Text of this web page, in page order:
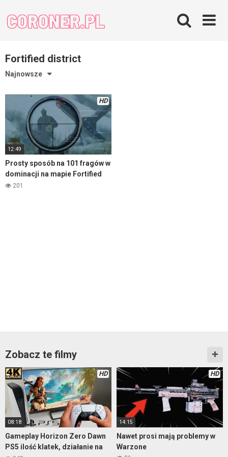
content
Fortified district
Najnowsze
HD
12:49
Prosty sposób na 101 fragów w
dominacji na mapie Fortified
district – Enlisted
201
Zobacz te filmy
HD
08:18
Gameplay Horizon Zero Dawn
PS5 ilość klatek, działanie na
HD
14:15
Nawet prosi mają problemy w
Warzone